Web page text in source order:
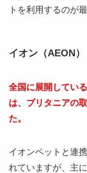
トを利用するのが
イオン（AEON）
全国に展開してい
は、ブリタニアの
た。
イオンペットと連
れていますが、主